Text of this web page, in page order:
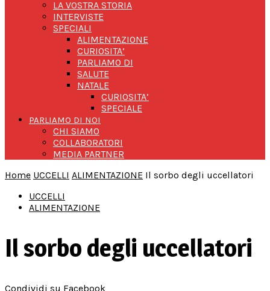
LA VOSTRA STORIA
INTERVISTE
SPECIALI
ALIMENTAZIONE
CURIOSITA’
PARLIAMO DI
SALUTE
NATALE
CURIOSITA’
SPECIALE
PARLIAMO DI NOI
CHI SIAMO
COLLABORATORI
MEDIA PARTNER
Home UCCELLI ALIMENTAZIONE Il sorbo degli uccellatori
UCCELLI
ALIMENTAZIONE
Il sorbo degli uccellatori
Condividi su Facebook